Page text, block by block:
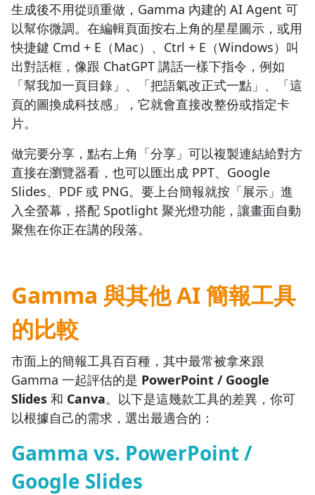
生成後不用從頭重做，Gamma 內建的 AI Agent 可
以幫你微調。在編輯頁面按右上角的星星圖示，或用
快捷鍵 Cmd + E（Mac）、Ctrl + E（Windows）叫
出對話框，像跟 ChatGPT 講話一樣下指令，例如
「幫我加一頁目錄」、「把語氣改正式一點」、「這
頁的圖換成科技感」，它就會直接改整份或指定卡
片。
做完要分享，點右上角「分享」可以複製連結給對方
直接在瀏覽器看，也可以匯出成 PPT、Google
Slides、PDF 或 PNG。要上台簡報就按「展示」進
入全螢幕，搭配 Spotlight 聚光燈功能，讓畫面自動
聚焦在你正在講的段落。
Gamma 與其他 AI 簡報工具
的比較
市面上的簡報工具百百種，其中最常被拿來跟
Gamma 一起評估的是 PowerPoint / Google
Slides 和 Canva。以下是這幾款工具的差異，你可
以根據自己的需求，選出最適合的：
Gamma vs. PowerPoint /
Google Slides